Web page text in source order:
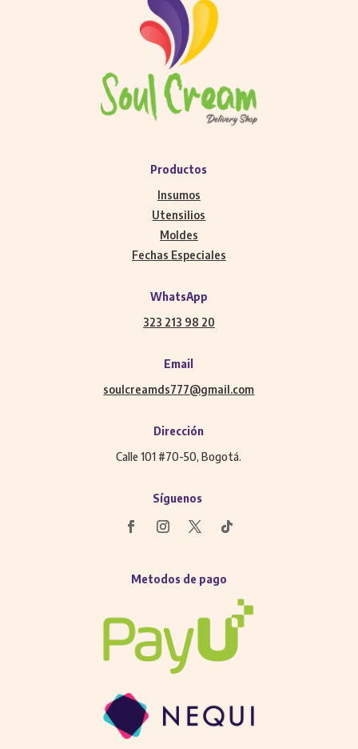
Productos
Insumos
Utensilios
Moldes
Fechas Especiales
WhatsApp
323 213 98 20
Email
soulcreamds777@gmail.com
Dirección
Calle 101 #70-50, Bogotá.
Síguenos
Metodos de pago